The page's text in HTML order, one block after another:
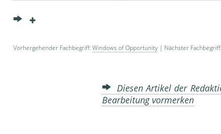
Vorhergehender Fachbegriff: Windows of Opportunity | Nächster
Diesen Artikel der
Bearbeitung vormerken